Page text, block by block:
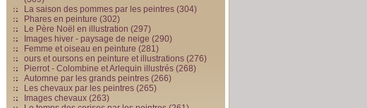
La saison des pommes par les peintres (304)
Phares en peinture (302)
Le Père Noël en illustration (297)
Images hiver - paysage de neige (290)
Femme et oiseau en peinture (281)
ours et oursons en peinture et illustrations (276)
Pierrot - Colombine et Arlequin illustrés (268)
Automne par les grands peintres (266)
Les chevaux par les peintres (265)
Images chevaux (263)